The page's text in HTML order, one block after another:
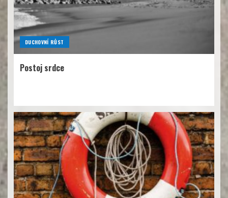
DUCHOVNÍ RŮST
Postoj srdce